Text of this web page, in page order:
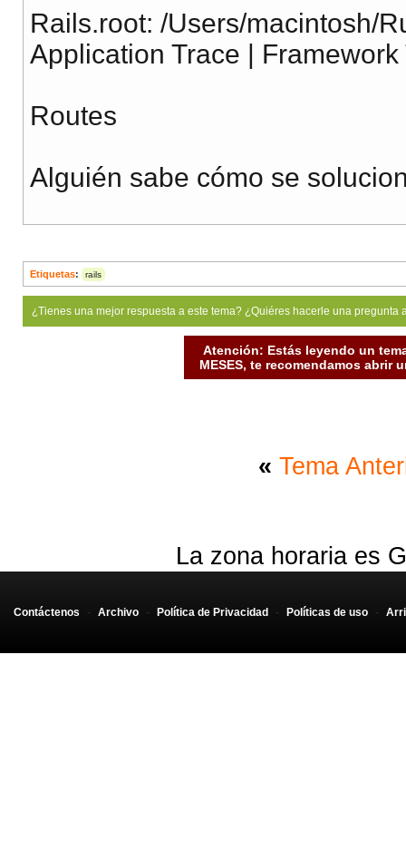
Rails.root: /Users/macintosh/
Application Trace |
Routes
Alguién sabe cómo se
Etiquetas: rails
¿Tienes una mejor respuesta a este tema? ¿Quiéres hacerle una
Atención: Estás leyendo un
MESES, te recomendamos abrir
« Tema
La zona horaria es
Contáctenos - Archivo - Política de Privacidad - Políticas de uso -